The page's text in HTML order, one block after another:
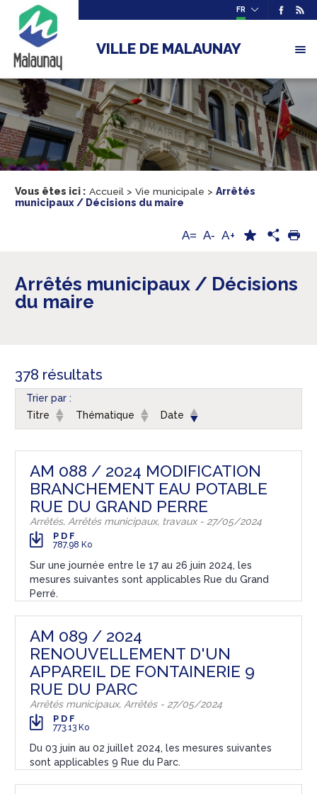
FR
VILLE DE MALAUNAY
Vous êtes ici : Accueil > Vie municipale > Arrêtés
municipaux / Décisions du maire
A= A- A+
Arrêtés municipaux / Décisions
du maire
378 résultats
Trier par :
Titre
Thématique Date
AM 088 / 2024 MODIFICATION
BRANCHEMENT EAU POTABLE
RUE DU GRAND PERRE
Arrêtés, Arrêtés municipaux, travaux - 27/05/2024
PDF
787.98 Ko
Sur une journée entre le 17 au 26 juin 2024, les
mesures suivantes sont applicables Rue du Grand
Perré.
AM 089 / 2024
RENOUVELLEMENT D'UN
APPAREIL DE FONTAINERIE 9
RUE DU PARC
Arrêtés municipaux, Arrêtés - 27/05/2024
PDF
773.13 Ko
Du 03 juin au 02 juillet 2024, les mesures suivantes
sont applicables 9 Rue du Parc.